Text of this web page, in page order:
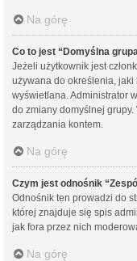
Na górę
Co to jest “Domyślna
Jeżeli użytkownik jest
używana do określenia,
wyświetlana. Administrator
do zmiany domyślnej
zarządzania kontem.
Na górę
Czym jest odnośnik
Odnośnik ten prowadzi do
której znajduje się spis
jak fora przez nich
Na górę